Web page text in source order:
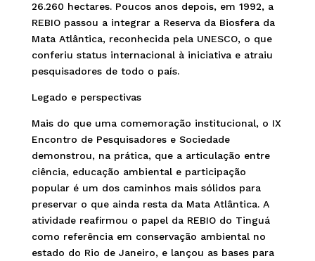
26.260 hectares. Poucos anos depois, em 1992, a
REBIO passou a integrar a Reserva da Biosfera da
Mata Atlântica, reconhecida pela UNESCO, o que
conferiu status internacional à iniciativa e atraiu
pesquisadores de todo o país.
Legado e perspectivas
Mais do que uma comemoração institucional, o IX
Encontro de Pesquisadores e Sociedade
demonstrou, na prática, que a articulação entre
ciência, educação ambiental e participação
popular é um dos caminhos mais sólidos para
preservar o que ainda resta da Mata Atlântica. A
atividade reafirmou o papel da REBIO do Tinguá
como referência em conservação ambiental no
estado do Rio de Janeiro, e lançou as bases para